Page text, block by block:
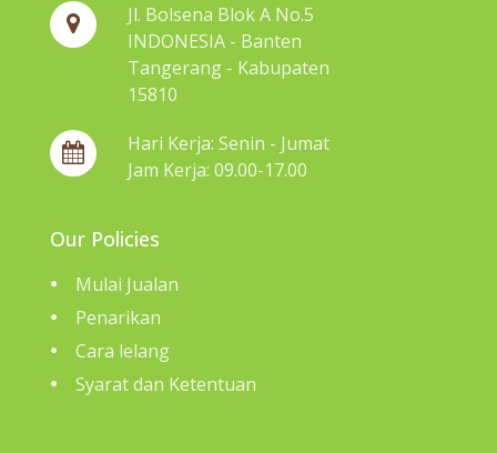
Jl. Bolsena Blok A No.5
INDONESIA - Banten
Tangerang - Kabupaten
15810
Hari Kerja: Senin - Jumat
Jam Kerja: 09.00-17.00
Our Policies
Mulai Jualan
Penarikan
Cara lelang
Syarat dan Ketentuan